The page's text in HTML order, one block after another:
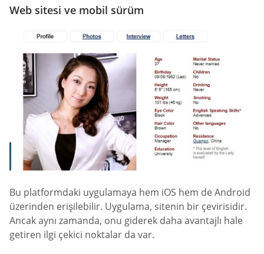
Web sitesi ve mobil sürüm
Bu platformdaki uygulamaya hem iOS hem de Android
üzerinden erişilebilir. Uygulama, sitenin bir çevirisidir.
Ancak aynı zamanda, onu giderek daha avantajlı hale
getiren ilgi çekici noktalar da var.